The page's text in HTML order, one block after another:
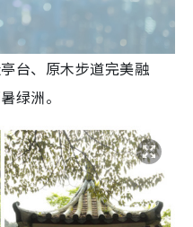
台、原木步道完美融
绿洲。